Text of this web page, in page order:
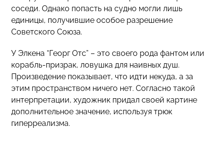
соседи. Однако попасть на судно могли лишь
единицы, получившие особое разрешение
Советского Союза.
У Элкена “Георг Отс” – это своего рода фантом или
корабль-призрак, ловушка для наивных душ.
Произведение показывает, что идти некуда, а за
этим пространством ничего нет. Согласно такой
интерпретации, художник придал своей картине
дополнительное значение, используя трюк
гиперреализма.